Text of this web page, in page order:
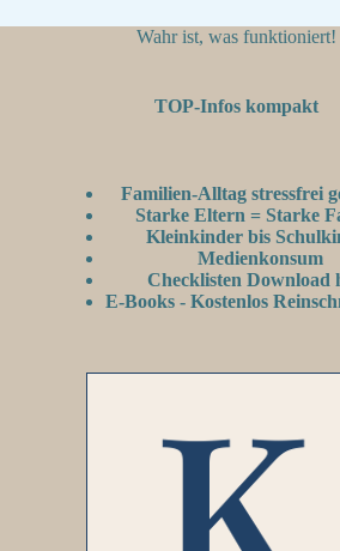
Wahr ist, was funktioniert!
TOP-Infos kompakt
Familien-Alltag stressfrei
Starke Eltern = Starke
Kleinkinder bis
Medienkonsum
Checklisten Download
E-Books - Kostenlos